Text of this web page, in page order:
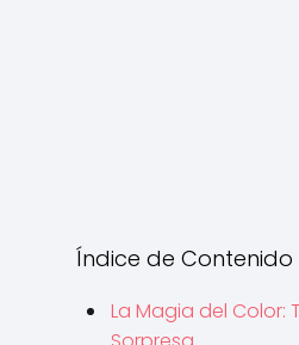
Índice de Contenido
La Magia del Color: